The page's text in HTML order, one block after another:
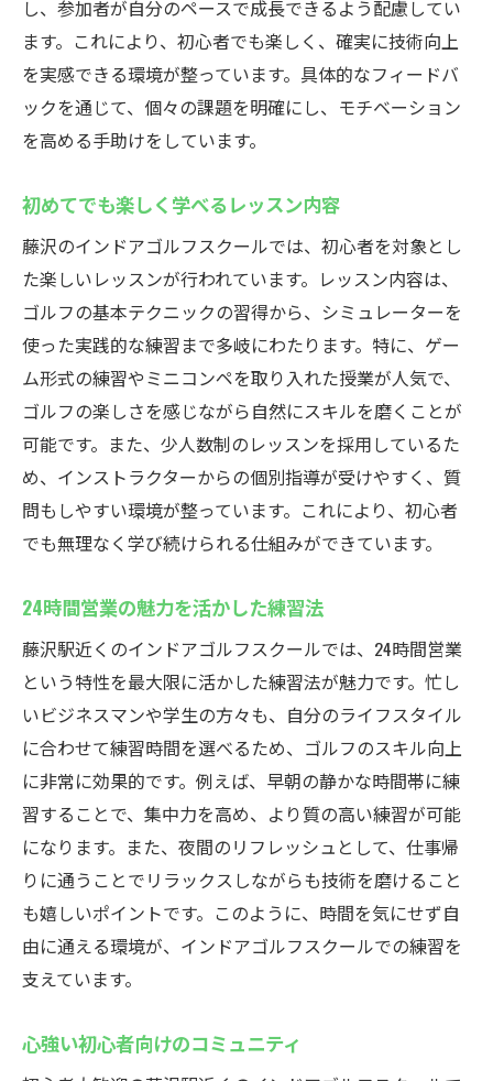
し、参加者が自分のペースで成長できるよう配慮してい
ます。これにより、初心者でも楽しく、確実に技術向上
を実感できる環境が整っています。具体的なフィードバ
ックを通じて、個々の課題を明確にし、モチベーション
を高める手助けをしています。
初めてでも楽しく学べるレッスン内容
藤沢のインドアゴルフスクールでは、初心者を対象とし
た楽しいレッスンが行われています。レッスン内容は、
ゴルフの基本テクニックの習得から、シミュレーターを
使った実践的な練習まで多岐にわたります。特に、ゲー
ム形式の練習やミニコンペを取り入れた授業が人気で、
ゴルフの楽しさを感じながら自然にスキルを磨くことが
可能です。また、少人数制のレッスンを採用しているた
め、インストラクターからの個別指導が受けやすく、質
問もしやすい環境が整っています。これにより、初心者
でも無理なく学び続けられる仕組みができています。
24時間営業の魅力を活かした練習法
藤沢駅近くのインドアゴルフスクールでは、24時間営業
という特性を最大限に活かした練習法が魅力です。忙し
いビジネスマンや学生の方々も、自分のライフスタイル
に合わせて練習時間を選べるため、ゴルフのスキル向上
に非常に効果的です。例えば、早朝の静かな時間帯に練
習することで、集中力を高め、より質の高い練習が可能
になります。また、夜間のリフレッシュとして、仕事帰
りに通うことでリラックスしながらも技術を磨けること
も嬉しいポイントです。このように、時間を気にせず自
由に通える環境が、インドアゴルフスクールでの練習を
支えています。
心強い初心者向けのコミュニティ